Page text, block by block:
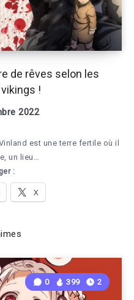
de rêves selon les
!
2022
est une terre fertile où il
un lieu…
:
X
0 399 2